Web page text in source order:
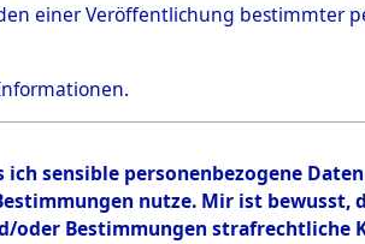
Nordrhein-Westfalen
einer Veröffentlichung bestimmter
sensible personenbezogene
nutze. Mir ist bewusst,
oder Bestimmungen strafrechtliche